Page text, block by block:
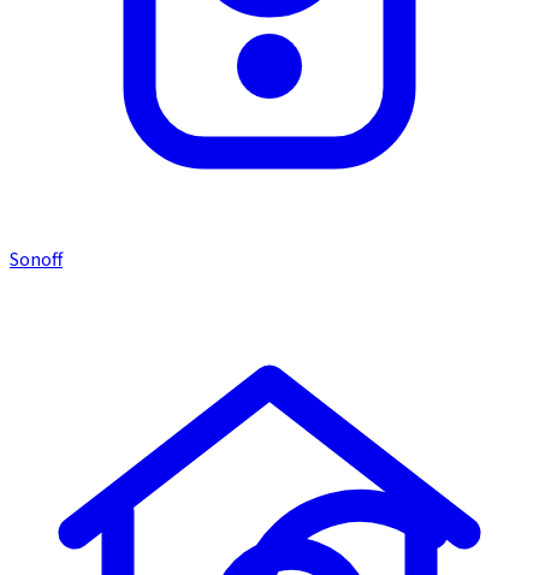
Sonoff